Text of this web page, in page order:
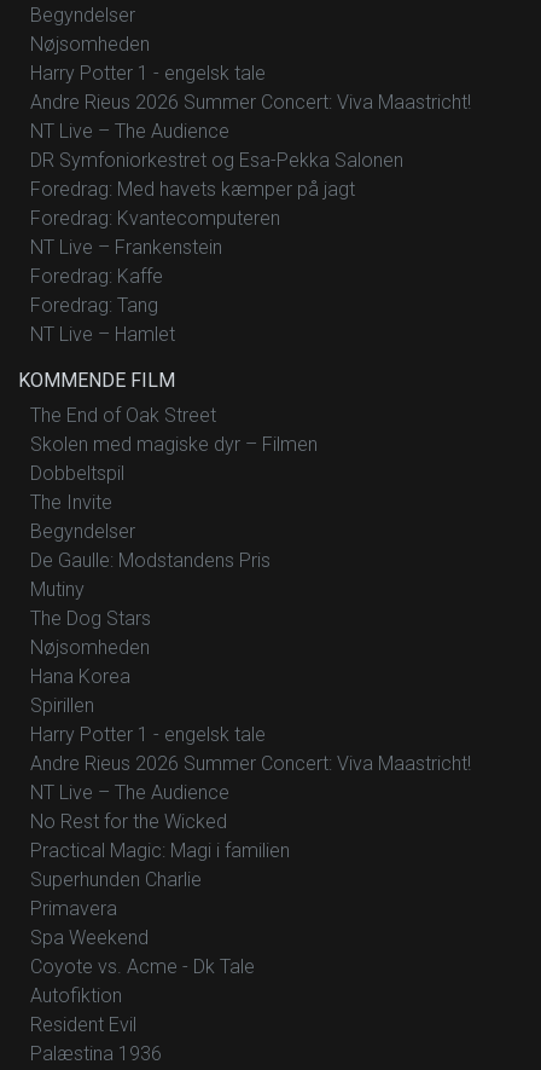
Begyndelser
Nøjsomheden
Harry Potter 1 - engelsk tale
Andre Rieus 2026 Summer Concert: Viva Maastricht!
NT Live – The Audience
DR Symfoniorkestret og Esa-Pekka Salonen
Foredrag: Med havets kæmper på jagt
Foredrag: Kvantecomputeren
NT Live – Frankenstein
Foredrag: Kaffe
Foredrag: Tang
NT Live – Hamlet
KOMMENDE FILM
The End of Oak Street
Skolen med magiske dyr – Filmen
Dobbeltspil
The Invite
Begyndelser
De Gaulle: Modstandens Pris
Mutiny
The Dog Stars
Nøjsomheden
Hana Korea
Spirillen
Harry Potter 1 - engelsk tale
Andre Rieus 2026 Summer Concert: Viva Maastricht!
NT Live – The Audience
No Rest for the Wicked
Practical Magic: Magi i familien
Superhunden Charlie
Primavera
Spa Weekend
Coyote vs. Acme - Dk Tale
Autofiktion
Resident Evil
Palæstina 1936